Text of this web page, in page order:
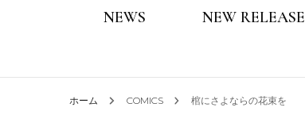
NEWS NEW RELEASE
ホーム COMICS 棺にさよならの花束を